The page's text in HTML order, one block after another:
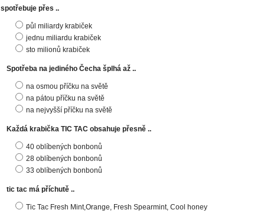
spotřebuje přes ..
půl miliardy krabiček
jednu miliardu krabiček
sto milionů krabiček
Spotřeba na jediného Čecha šplhá až ..
na osmou příčku na světě
na pátou příčku na světě
na nejvyšší příčku na světě
Každá krabička TIC TAC obsahuje přesně ..
40 oblíbených bonbonů
28 oblíbených bonbonů
33 oblíbených bonbonů
tic tac má příchutě ..
Tic Tac Fresh Mint,Orange, Fresh Spearmint, Cool honey